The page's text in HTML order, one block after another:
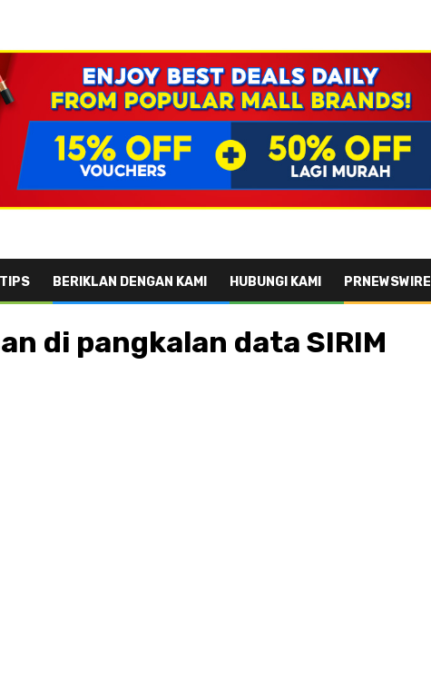
TIPS BERIKLAN DENGAN KAMI HUBUNGI KAMI PRNEWSWIRE
di pangkalan data SIRIM